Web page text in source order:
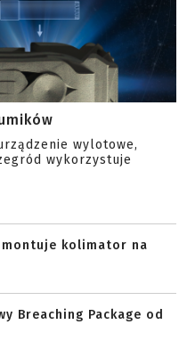
wylotowe,
wykorzystuje
kolimator na
Breaching Package od